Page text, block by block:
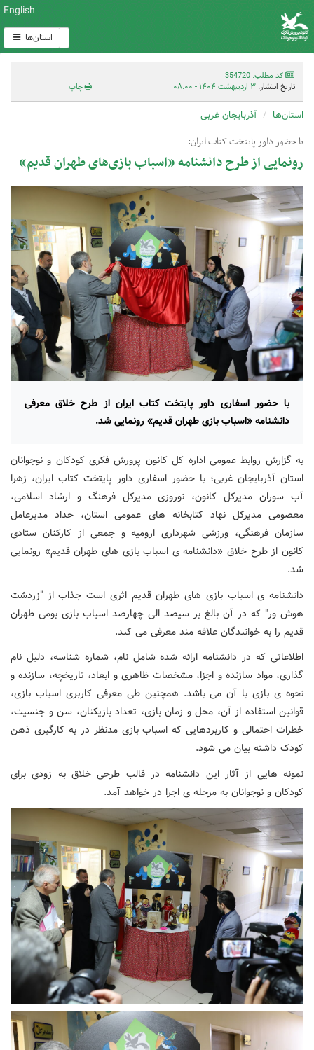
English
استان‌ها
کد مطلب: 354720
تاریخ انتشار: ۳ اردیبهشت ۱۴۰۴ - ۰۸:۰۰ چاپ
استان‌ها آذربایجان غربی
با حضور داور پایتخت کتاب ایران:
رونمایی از طرح دانشنامه «اسباب بازی‌های طهران قدیم»
با حضور اسفاری داور پایتخت کتاب ایران از طرح خلاق معرفی
دانشنامه «اسباب بازی طهران قدیم» رونمایی شد.
به گزارش روابط عمومی اداره کل کانون پرورش فکری کودکان و نوجوانان
استان آذربایجان غربی؛ با حضور اسفاری داور پایتخت کتاب ایران، زهرا
آب سوران مدیرکل کانون، نوروزی مدیرکل فرهنگ و ارشاد اسلامی،
معصومی مدیرکل نهاد کتابخانه های عمومی استان، حداد مدیرعامل
سازمان فرهنگی، ورزشی شهرداری ارومیه و جمعی از کارکنان ستادی
کانون از طرح خلاق «دانشنامه ی اسباب بازی های طهران قدیم» رونمایی
شد.
دانشنامه ی اسباب بازی های طهران قدیم اثری است جذاب از "زردشت
هوش ور" که در آن بالغ بر سیصد الی چهارصد اسباب بازی بومی طهران
قدیم را به خوانندگان علاقه مند معرفی می کند.
اطلاعاتی که در دانشنامه ارائه شده شامل نام، شماره شناسه، دلیل نام
گذاری، مواد سازنده و اجزا، مشخصات ظاهری و ابعاد، تاریخچه، سازنده و
نحوه ی بازی با آن می باشد. همچنین طی معرفی کاربری اسباب بازی،
قوانین استفاده از آن، محل و زمان بازی، تعداد بازیکنان، سن و جنسیت،
خطرات احتمالی و کاربردهایی که اسباب بازی مدنظر در به کارگیری ذهن
کودک داشته بیان می شود.
نمونه هایی از آثار این دانشنامه در قالب طرحی خلاق به زودی برای
کودکان و نوجوانان به مرحله ی اجرا در خواهد آمد.